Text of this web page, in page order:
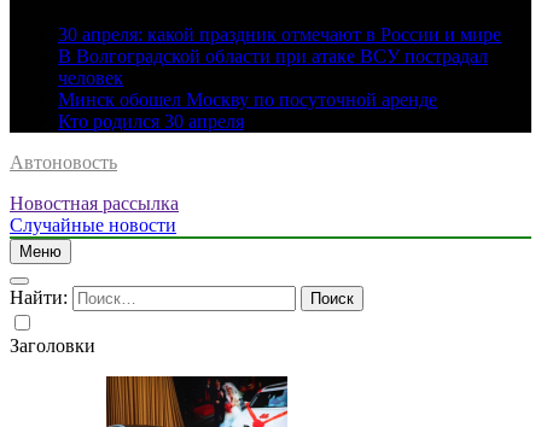
30 апреля: какой праздник отмечают в России и мире
В Волгоградской области при атаке ВСУ пострадал
человек
Минск обошел Москву по посуточной аренде
Кто родился 30 апреля
Автоновость
Новостная рассылка
Случайные новости
Меню
Найти:
Заголовки